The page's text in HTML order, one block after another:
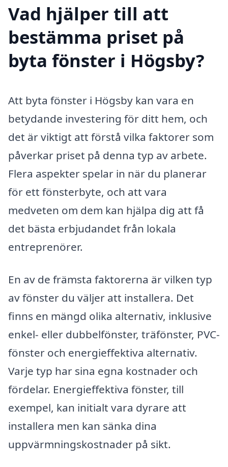
Vad hjälper till att
bestämma priset på
byta fönster i Högsby?
Att byta fönster i Högsby kan vara en
betydande investering för ditt hem, och
det är viktigt att förstå vilka faktorer som
påverkar priset på denna typ av arbete.
Flera aspekter spelar in när du planerar
för ett fönsterbyte, och att vara
medveten om dem kan hjälpa dig att få
det bästa erbjudandet från lokala
entreprenörer.
En av de främsta faktorerna är vilken typ
av fönster du väljer att installera. Det
finns en mängd olika alternativ, inklusive
enkel- eller dubbelfönster, träfönster, PVC-
fönster och energieffektiva alternativ.
Varje typ har sina egna kostnader och
fördelar. Energieffektiva fönster, till
exempel, kan initialt vara dyrare att
installera men kan sänka dina
uppvärmningskostnader på sikt.